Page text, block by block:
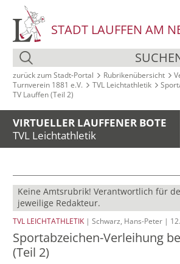
STADT LAUFFEN AM
zurück zum Stadt‑Portal Rubrikenübersicht
Turnverein 1881 e.V.
TVL Leichtathletik
TV Lauffen (Teil 2)
VIRTUELLER LAUFFENER BOTE
TVL Leichtathletik
Keine Amtsrubrik! Verantwortlich für
jeweilige Redakteur.
TVL LEICHTATHLETIK | Schwarz, Hans-Peter |
Sportabzeichen-Verleihung
(Teil 2)